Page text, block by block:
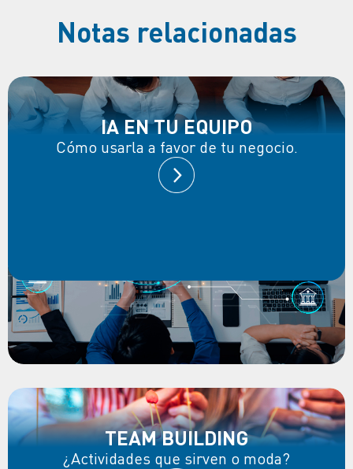
Notas relacionadas
IA EN TU EQUIPO
Cómo usarla a favor de tu negocio.
TEAM BUILDING
¿Actividades que sirven o moda?